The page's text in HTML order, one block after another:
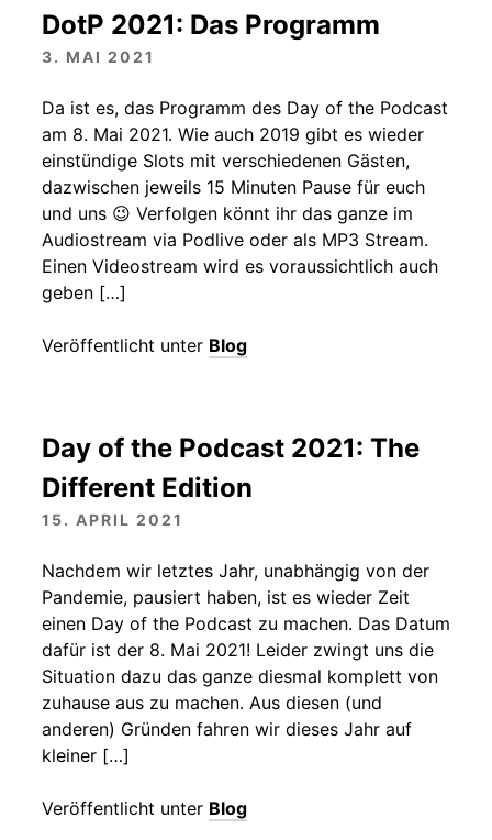
DotP 2021: Das Programm
3. MAI 2021
Da ist es, das Programm des Day of the Podcast
am 8. Mai 2021. Wie auch 2019 gibt es wieder
einstündige Slots mit verschiedenen Gästen,
dazwischen jeweils 15 Minuten Pause für euch
und uns 😉 Verfolgen könnt ihr das ganze im
Audiostream via Podlive oder als MP3 Stream.
Einen Videostream wird es voraussichtlich auch
geben […]
Veröffentlicht unter Blog
Day of the Podcast 2021: The
Different Edition
15. APRIL 2021
Nachdem wir letztes Jahr, unabhängig von der
Pandemie, pausiert haben, ist es wieder Zeit
einen Day of the Podcast zu machen. Das Datum
dafür ist der 8. Mai 2021! Leider zwingt uns die
Situation dazu das ganze diesmal komplett von
zuhause aus zu machen. Aus diesen (und
anderen) Gründen fahren wir dieses Jahr auf
kleiner […]
Veröffentlicht unter Blog